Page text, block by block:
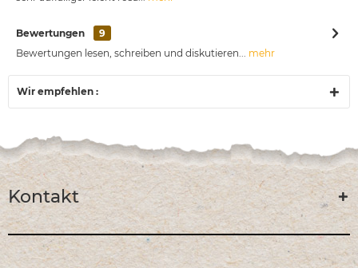
Bewertungen
9
Bewertungen lesen, schreiben und diskutieren... mehr
Wir empfehlen :
Kontakt